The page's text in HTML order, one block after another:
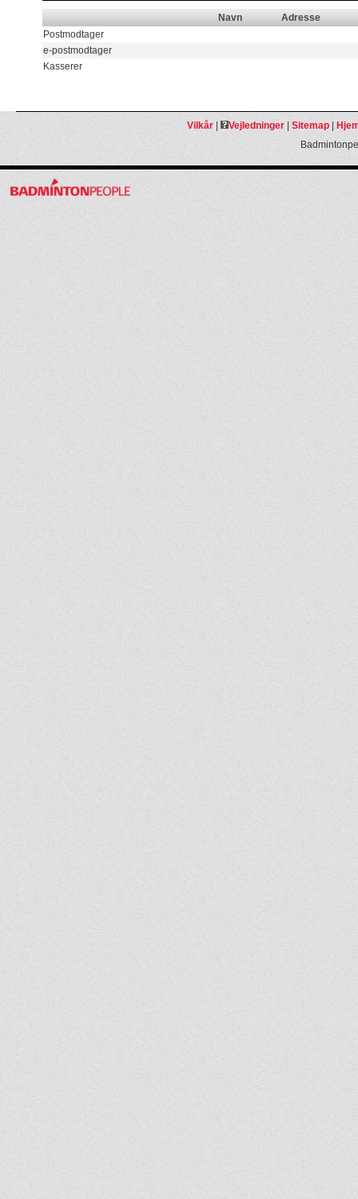
Navn
Adresse
Postmodtager
e-postmodtager
Kasserer
Vilkår| Vejledninger| Sitemap|